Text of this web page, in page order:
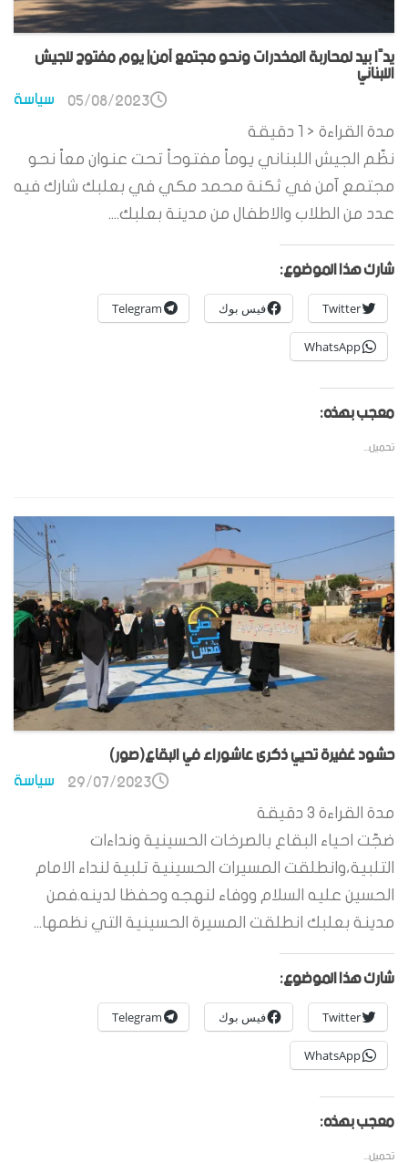
يدًا بيد لمحاربة المخدرات ونحو مجتمع آمن| يوم مفتوح للجيش
اللبناني
سياسة 05/08/2023
مدة القراءة < 1
دقيقة
نظّم الجيش اللبناني يوماً مفتوحاً تحت عنوان معاً نحو
مجتمع آمن في ثكنة محمد مكي في بعلبك شارك فيه
عدد من الطلاب والاطفال من مدينة بعلبك....
شارك هذا الموضوع:
Twitter فيس بوك Telegram
WhatsApp
معجب بهذه:
تحميل...
حشود غفيرة تحيي ذكرى عاشوراء في البقاع(صور)
سياسة 29/07/2023
مدة القراءة 3 دقيقة
ضجّت احياء البقاع بالصرخات الحسينية ونداءات
التلبية،وانطلقت المسيرات الحسينية تلبية لنداء الامام
الحسين عليه السلام ووفاء لنهجه وحفظا لدينه.فمن
مدينة بعلبك انطلقت المسيرة الحسينية التي نظمها...
شارك هذا الموضوع:
Twitter فيس بوك Telegram
WhatsApp
معجب بهذه:
تحميل...